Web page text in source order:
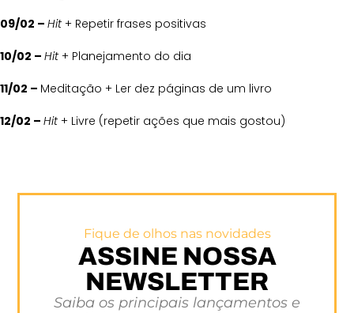
09/02 – Hit + Repetir frases positivas
10/02 – Hit + Planejamento do dia
11/02 – Meditação + Ler dez páginas de um livro
12/02 – Hit + Livre (repetir ações que mais gostou)
Fique de olhos nas novidades
ASSINE NOSSA
NEWSLETTER
Saiba os principais lançamentos e